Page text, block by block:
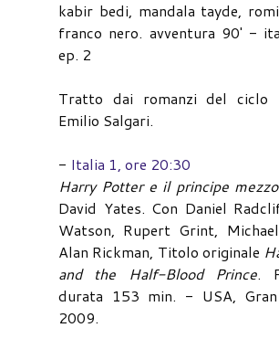
kabir bedi, mandala tayde,
franco nero. avventura 90' -
ep. 2
Tratto dai romanzi del ciclo
Emilio Salgari.
- Italia 1, ore 20:30
Harry Potter e il principe
David Yates. Con Daniel
Watson, Rupert Grint,
Alan Rickman, Titolo originale
and the Half-Blood Prince.
durata 153 min. - USA, Gran
2009.